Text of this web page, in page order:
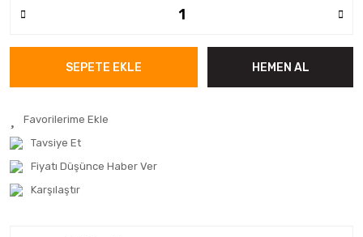
SEPETE EKLE HEMEN AL
Tavsiye Et
Fiyatı Düşünce Haber Ver
Karşılaştır